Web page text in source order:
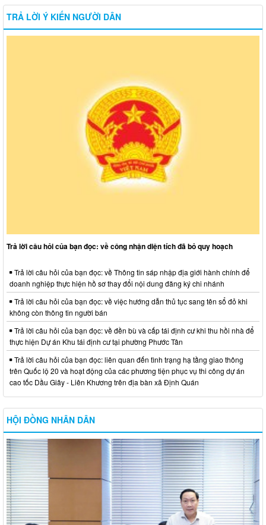
TRẢ LỜI Ý KIẾN NGƯỜI DÂN
Trả lời câu hỏi của bạn đọc: về công nhận diện tích đã bỏ quy hoạch
Trả lời câu hỏi của bạn đọc: về Thông tin sáp nhập địa giới hành chính để
doanh nghiệp thực hiện hồ sơ thay đổi nội dung đăng ký chi nhánh
Trả lời câu hỏi của bạn đọc: về việc hướng dẫn thủ tục sang tên sổ đỏ khi
không còn thông tin người bán
Trả lời câu hỏi của bạn đọc: về đền bù và cấp tái định cư khi thu hồi nhà để
thực hiện Dự án Khu tái định cư tại phường Phước Tân
Trả lời câu hỏi của bạn đọc: liên quan đến tình trạng hạ tầng giao thông
trên Quốc lộ 20 và hoạt động của các phương tiện phục vụ thi công dự án
cao tốc Dầu Giây - Liên Khương trên địa bàn xã Định Quán
HỘI ĐỒNG NHÂN DÂN